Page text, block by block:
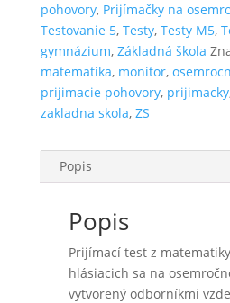
pohovory, Prijímačky na
Testovanie 5, Testy, Testy M5,
gymnázium, Základná škola
matematika, monitor,
prijimacie pohovory, prijimacky
zakladna skola, ZS
Popis
Popis
Prijímací test z
hlásiacich sa na
vytvorený odborníkmi